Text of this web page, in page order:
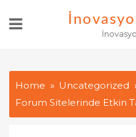
Home
Uncategorized
Forum Sitelerinde Etkin